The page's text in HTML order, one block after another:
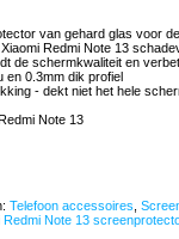
van gehard glas voor
Redmi Note 13
de schermkwaliteit en
en 0.3mm dik profiel
- dekt niet het hele
Note 13
Telefoon accessoires
Redmi Note 13